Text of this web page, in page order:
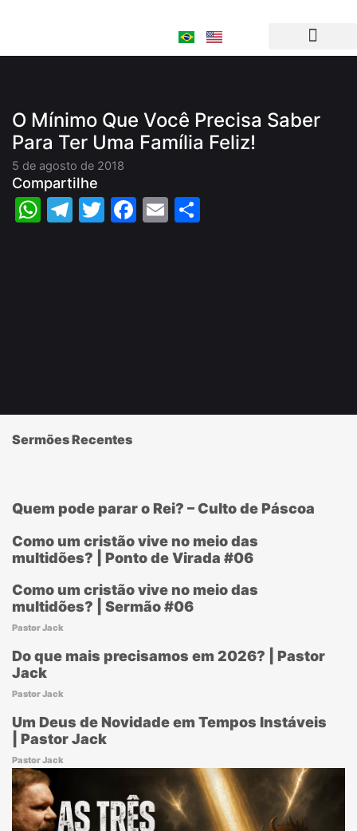
conteúdo
O Mínimo Que Você Precisa Saber
Para Ter Uma Família Feliz!
5 de agosto de 2018
Compartilhe
WhatsApp
Telegram
Twitter
Facebook
Email
Sermões Recentes
Quem pode parar o Rei? – Culto de Páscoa
Como um cristão vive no meio das
multidões? | Ponto de Virada #06
Como um cristão vive no meio das
multidões? | Sermão #06
Pastor Jack
Do que mais precisamos em 2026? | Pastor
Jack
Pastor Jack
Um Deus de Novidade em Tempos Instáveis
| Pastor Jack
Pastor Jack